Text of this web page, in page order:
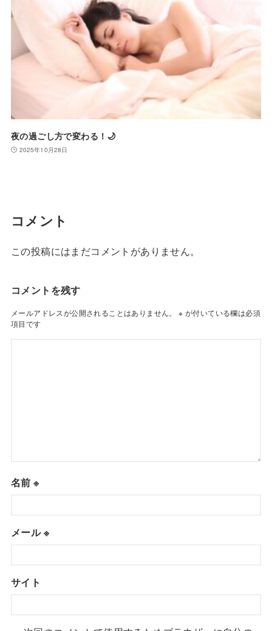
夜の過ごし方で変わる！🌙
2025年10月28日
コメント
この投稿にはまだコメントがありません。
コメントを残す
メールアドレスが公開されることはありません。 ※ が付いている欄は必須
項目です
名前※
メール※
サイト